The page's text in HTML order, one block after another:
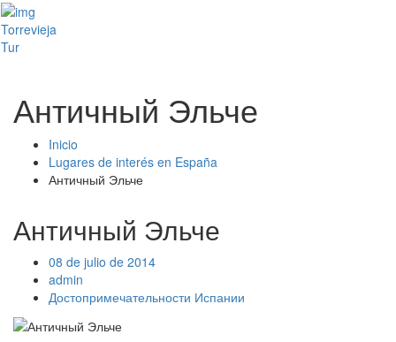
Torrevieja
Tur
Античный Эльче
Inicio
Lugares de interés en España
Античный Эльче
Античный Эльче
08 de julio de 2014
admin
Достопримечательности Испании